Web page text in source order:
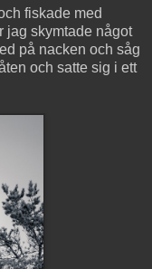
fiskade med
jag skymtade något
på nacken och såg
och satte sig i ett